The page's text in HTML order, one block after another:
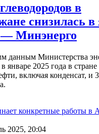
в
снизилась в
— Минэнерго
данным Министерства
январе 2025 года в
включая конденсат, и
2025, 20:04